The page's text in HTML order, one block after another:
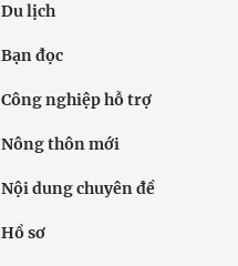
Du lịch
Bạn đọc
Công nghiệp hỗ trợ
Nông thôn mới
Nội dung chuyên đề
Hồ sơ